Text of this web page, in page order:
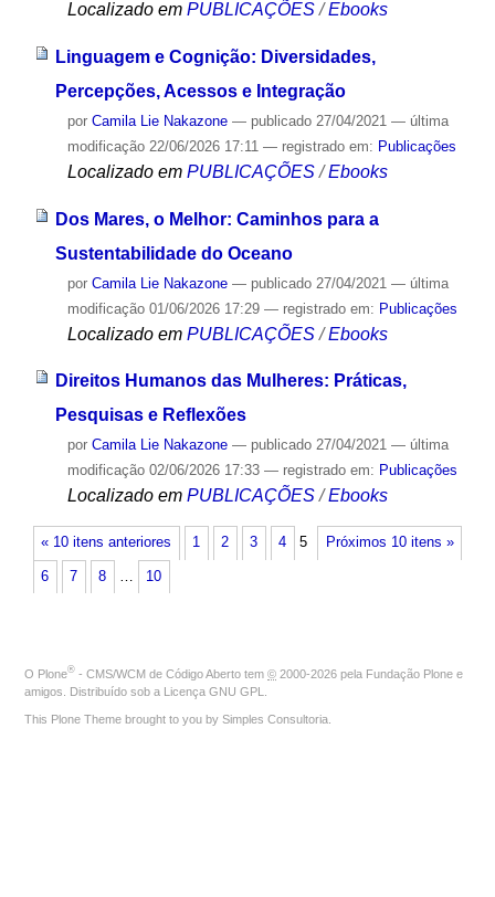
Localizado em PUBLICAÇÕES /Ebooks
Linguagem e Cognição: Diversidades,
Percepções, Acessos e Integração
por Camila Lie Nakazone — publicado27/04/2021 — última
modificação22/06/2026 17:11 — registrado em: Publicações
Localizado em PUBLICAÇÕES /Ebooks
Dos Mares, o Melhor: Caminhos para a
Sustentabilidade do Oceano
por Camila Lie Nakazone — publicado27/04/2021 — última
modificação01/06/2026 17:29 — registrado em: Publicações
Localizado em PUBLICAÇÕES /Ebooks
Direitos Humanos das Mulheres: Práticas,
Pesquisas e Reflexões
por Camila Lie Nakazone — publicado27/04/2021 — última
modificação02/06/2026 17:33 — registrado em: Publicações
Localizado em PUBLICAÇÕES /Ebooks
« 10 itens anteriores Próximos 10 itens »
1 2 3 4 5
6 7 8 … 10
O Plone® - CMS/WCM de Código Aberto tem © 2000-2026 pela Fundação Plone e
amigos. Distribuído sob a Licença GNU GPL
This Plone Theme brought to you by Simples Consultoria